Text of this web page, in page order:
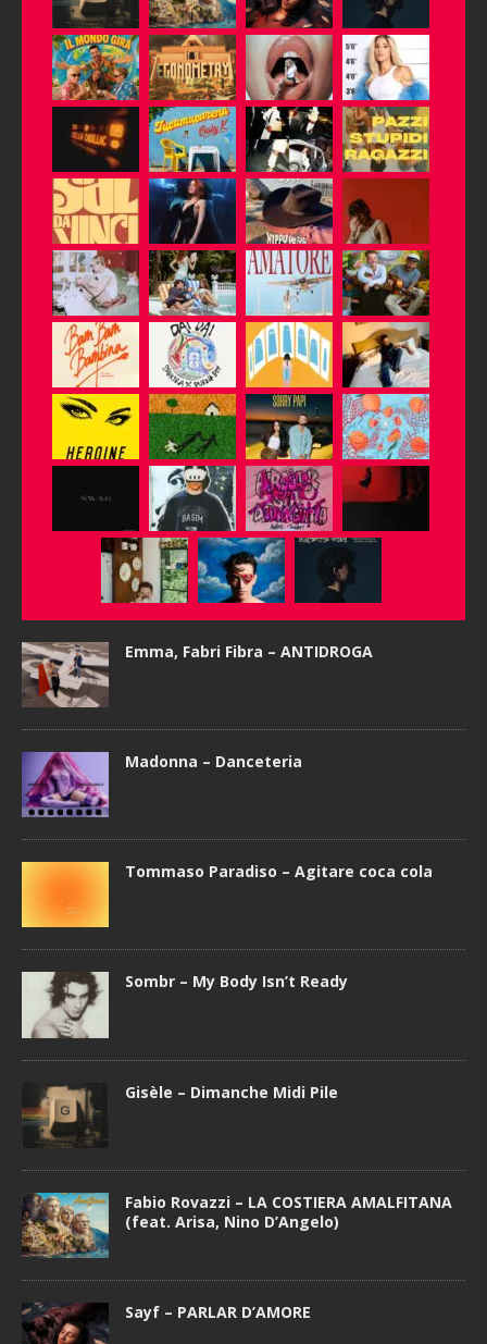
Emma, Fabri Fibra – ANTIDROGA
Madonna – Danceteria
Tommaso Paradiso – Agitare coca cola
Sombr – My Body Isn’t Ready
Gisèle – Dimanche Midi Pile
Fabio Rovazzi – LA COSTIERA AMALFITANA
(feat. Arisa, Nino D’Angelo)
Sayf – PARLAR D’AMORE